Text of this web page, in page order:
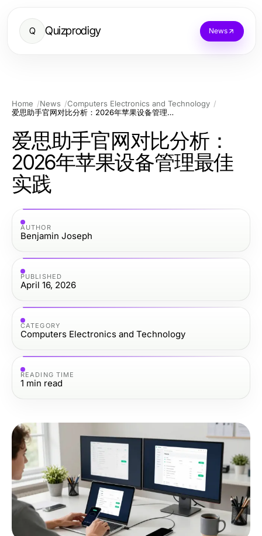
Q Quizprodigy News
Home News
Computers Electronics and Technology
爱思助手官网对比分析：2026年苹果设备管理最佳实践
爱思助手官网对比分析：
2026年苹果设备管理最佳
实践
AUTHOR
Benjamin Joseph
PUBLISHED
April 16, 2026
CATEGORY
Computers Electronics and Technology
READING TIME
1 min read